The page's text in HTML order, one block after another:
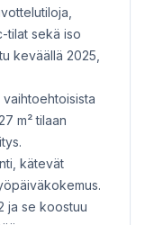
tilat sekä iso
keväällä 2025,
m² tilaan
kätevät
ja se koostuu